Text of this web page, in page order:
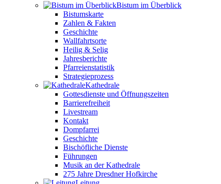
Bistum im Überblick
Bistumskarte
Zahlen & Fakten
Geschichte
Wallfahrtsorte
Heilig & Selig
Jahresberichte
Pfarreienstatistik
Strategieprozess
Kathedrale
Gottesdienste und Öffnungszeiten
Barrierefreiheit
Livestream
Kontakt
Dompfarrei
Geschichte
Bischöfliche Dienste
Führungen
Musik an der Kathedrale
275 Jahre Dresdner Hofkirche